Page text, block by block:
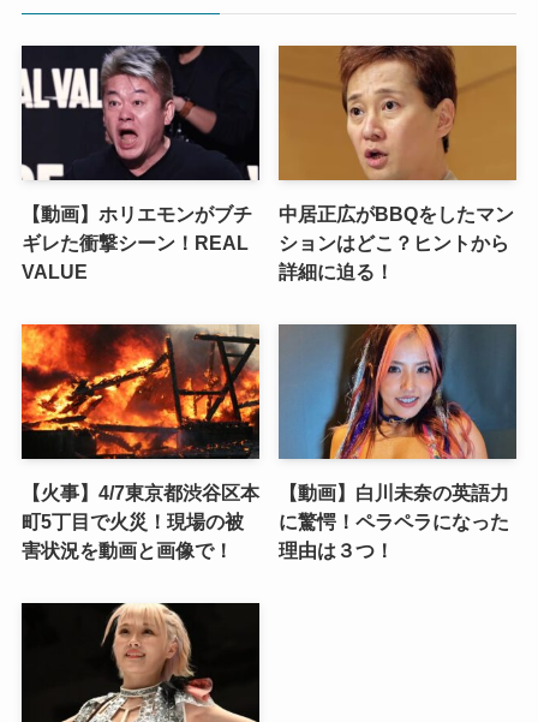
【動画】ホリエモンがブチ
ギレた衝撃シーン！REAL
VALUE
中居正広がBBQをしたマン
ションはどこ？ヒントから
詳細に迫る！
【火事】4/7東京都渋谷区本
町5丁目で火災！現場の被
害状況を動画と画像で！
【動画】白川未奈の英語力
に驚愕！ペラペラになった
理由は３つ！